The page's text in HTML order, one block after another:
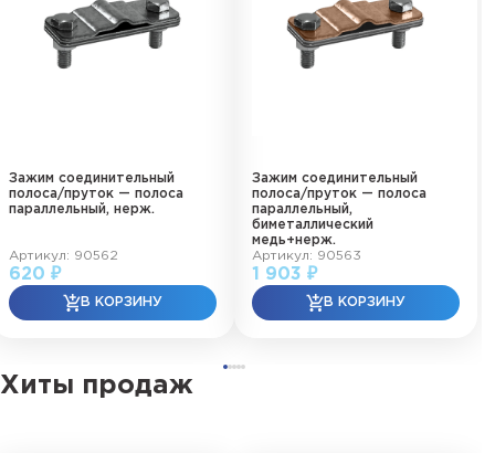
Зажим соединительный
полоса/пруток — полоса
параллельный, нерж.
Артикул: 90562
620 ₽
Зажим соединительный
полоса/пруток — полоса
параллельный,
биметаллический
медь+нерж.
Артикул: 90563
1 903 ₽
Хиты продаж